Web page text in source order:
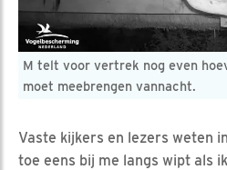
M telt voor vertrek nog even
moet meebrengen vannacht.
Vaste kijkers en lezers weten
toe eens bij me langs wipt als